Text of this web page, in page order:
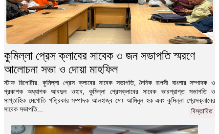
সংগ্রাম’-১৯৭১ সালের ৮ই মার্চের দৈনিক সংবাদ পত্রিকার...
বিস্তারিত
নিজ বাসায় বসে এইচএসসি পরীক্ষা দিলেন পৌর মেয়র !
ডেস্ক রিপোর্ট: শুক্রবার (২৪ ডিসেম্বর) নিজ বাসায় পরীক্ষার
খাতা এনে পরীক্ষা দেওয়ার অভিযোগ...
কুমিল্লা প্রেস ক্লাবের সাবেক ৩ জন সভাপতি স্মরণে
আলোচনা সভা ও দোয়া মাহফিল
স্টাফ রিপোর্টার: কুমিল্লা প্রেস ক্লাবের সাবেক সভাপতি, দৈনিক রূপসী বাংলার সম্পাদক ও
প্রকাশক অধ্যাপক আবদুল ওহাব, কুমিল্লা প্রেসক্লাবের সাবেক ভারপ্রাপ্ত সভাপতি ও
সাপ্তাহিক মেগোতি পত্রিকার সম্পাদক আলহাজ্ব মোঃ আমিনুল হক এবং কুমিল্লা প্রেসক্লাবের
সাবেক সভাপতি...
বিস্তারিত